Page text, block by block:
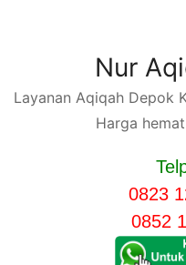
Nur
Layanan Aqiqah Depok
Harga
0823
0852